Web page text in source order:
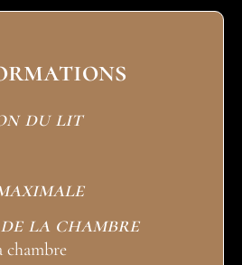
du lit
la chambre
chambre